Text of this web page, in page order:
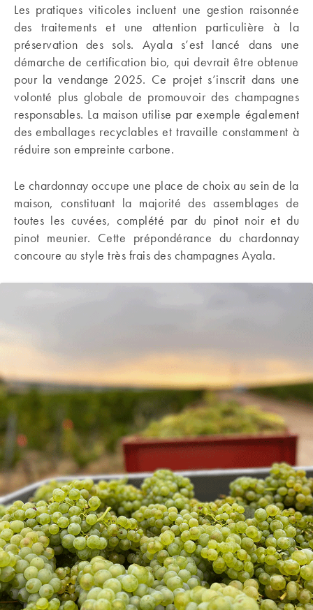
Les pratiques viticoles incluent une gestion raisonnée
des traitements et une attention particulière à la
préservation des sols. Ayala s’est lancé dans une
démarche de certification bio, qui devrait être obtenue
pour la vendange 2025. Ce projet s’inscrit dans une
volonté plus globale de promouvoir des champagnes
responsables. La maison utilise par exemple également
des emballages recyclables et travaille constamment à
réduire son empreinte carbone.
Le chardonnay occupe une place de choix au sein de la
maison, constituant la majorité des assemblages de
toutes les cuvées, complété par du pinot noir et du
pinot meunier. Cette prépondérance du chardonnay
concoure au style très frais des champagnes Ayala.